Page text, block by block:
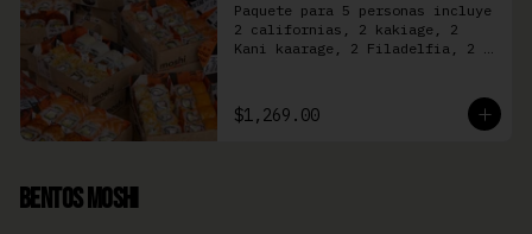
Paquete para 5 personas incluye
2 californias, 2 kakiage, 2
Kani kaarage, 2 Filadelfia, 2
$1,269.00
Bentos Moshi